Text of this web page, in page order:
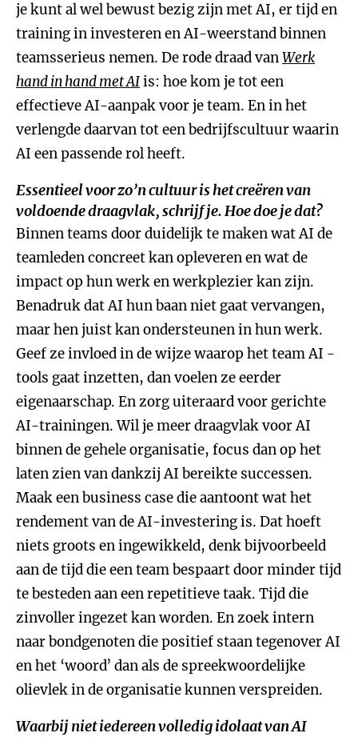
je kunt al wel bewust bezig zijn met AI, er tijd en
training in investeren en AI-weerstand binnen
teamsserieus nemen. De rode draad vanWerk
hand in hand met AIis: hoe kom je tot een
effectieve AI-aanpak voor je team. En in het
verlengde daarvan tot een bedrijfscultuur waarin
AI een passende rol heeft.
Essentieel voor zo’n cultuur is het creëren van
voldoende draagvlak, schrijf je. Hoe doe je dat?
Binnen teams door duidelijk te maken wat AI de
teamleden concreet kan opleveren en wat de
impact op hun werk en werkplezier kan zijn.
Benadruk dat AI hun baan niet gaat vervangen,
maar hen juist kan ondersteunen in hun werk.
Geef ze invloed in de wijze waarop het team AI -
tools gaat inzetten, dan voelen ze eerder
eigenaarschap. En zorg uiteraard voor gerichte
AI-trainingen. Wil je meer draagvlak voor AI
binnen de gehele organisatie, focus dan op het
laten zien van dankzij AI bereikte successen.
Maak een business case die aantoont wat het
rendement van de AI-investering is. Dat hoeft
niets groots en ingewikkeld, denk bijvoorbeeld
aan de tijd die een team bespaart door minder tijd
te besteden aan een repetitieve taak. Tijd die
zinvoller ingezet kan worden. En zoek intern
naar bondgenoten die positief staan tegenover AI
en het ‘woord’ dan als de spreekwoordelijke
olievlek in de organisatie kunnen verspreiden.
Waarbij niet iedereen volledig idolaat van AI